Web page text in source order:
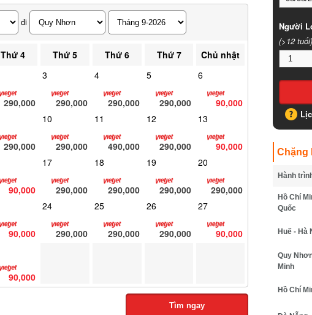
đi
Thứ 4 Thứ 5 Thứ 6 Thứ 7
Chủ nhật
290,000
3
290,000
4
290,000
5
290,000
6
90,000
290,000
10
290,000
11
490,000
12
290,000
13
90,000
90,000
17
290,000
18
290,000
19
290,000
20
290,000
90,000
24
290,000
25
290,000
26
290,000
27
90,000
90,000
Tìm ngay
Người
(>12 tuổi)
Chặng
Hành trình*
Hồ Chí
Quốc
Huế - Hà
Quy Nhơn
Minh
Hồ Chí